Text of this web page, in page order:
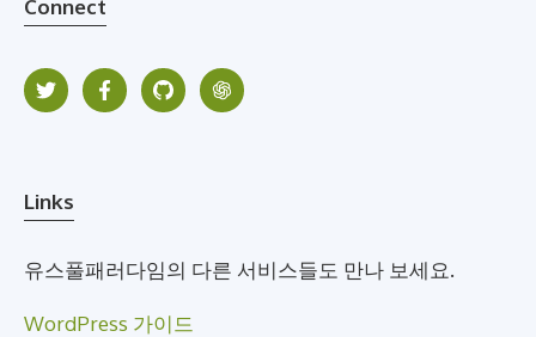
Connect
Links
유스풀패러다임의 다른 서비스들도 만나 보세요.
WordPress 가이드